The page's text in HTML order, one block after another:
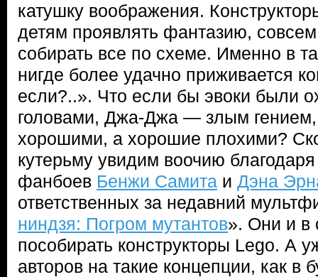
катушку воображения.
детям проявлять фантазию,
собирать все по схеме. Именно в
нигде более удачно приживается
если?..». Что если бы эвоки были
головами, Джа-Джа — злым
хорошими, а хорошие плохими?
кутерьму увидим воочию
фанбоев Бенжи Самита и Дэна
ответственных за недавний
ниндзя: Погром мутантов». Они и в
пособирать конструкторы Lego. А
авторов на такие концепции, как в